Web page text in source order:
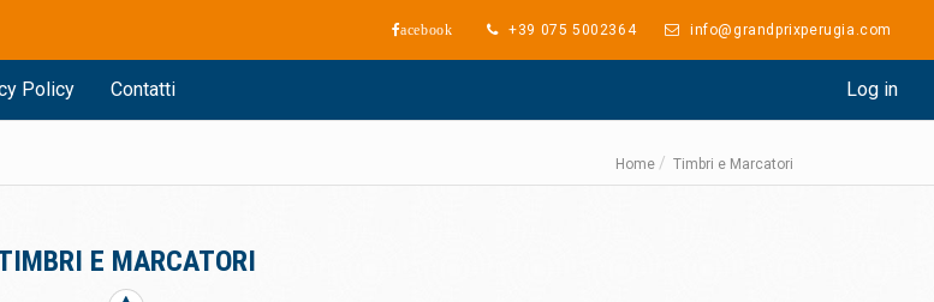
acebook +39 075 5002364 info@grandprixperugia.com
Policy Contatti Log in
Home Timbri e Marcatori
E MARCATORI